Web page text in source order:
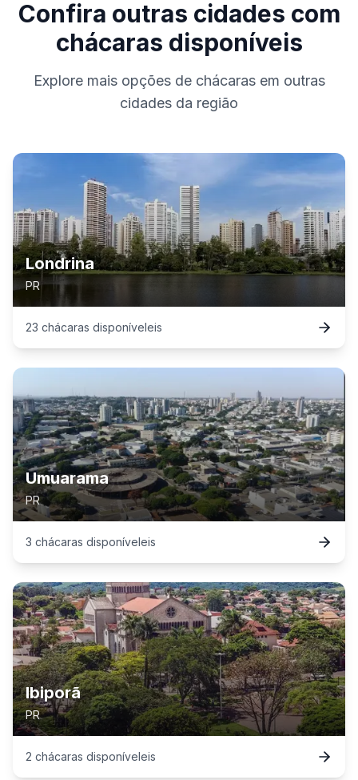
Confira outras cidades com
chácaras disponíveis
Explore mais opções de chácaras em outras
cidades da região
Londrina
PR
23 chácaras disponíveleis
Umuarama
PR
3 chácaras disponíveleis
Ibiporã
PR
2 chácaras disponíveleis